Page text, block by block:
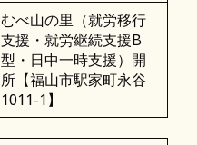
むべ山の里（就労移行
支援・就労継続支援B
型・日中一時支援）開
所【福山市駅家町永谷
1011-1】